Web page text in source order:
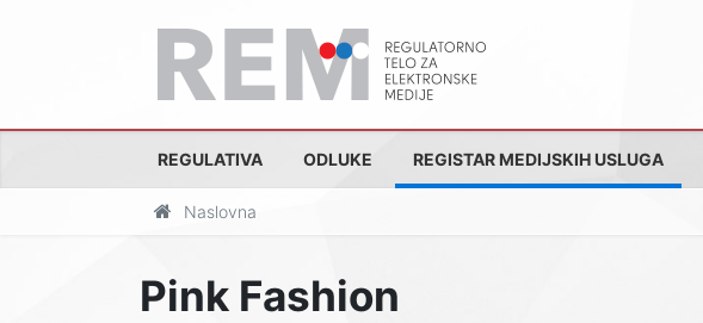
REGULATIVA ODLUKE REGISTAR MEDIJSKIH USLUGA
Naslovna
Pink Fashion